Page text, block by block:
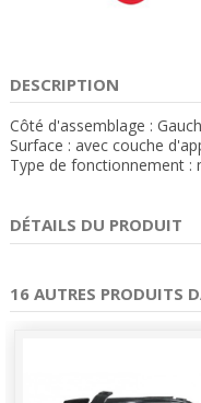
DESCRIPTION
Côté d'assemblage :
Surface : avec couche
Type de fonctionnement :
DÉTAILS DU PRODUIT
16 AUTRES PRODUITS